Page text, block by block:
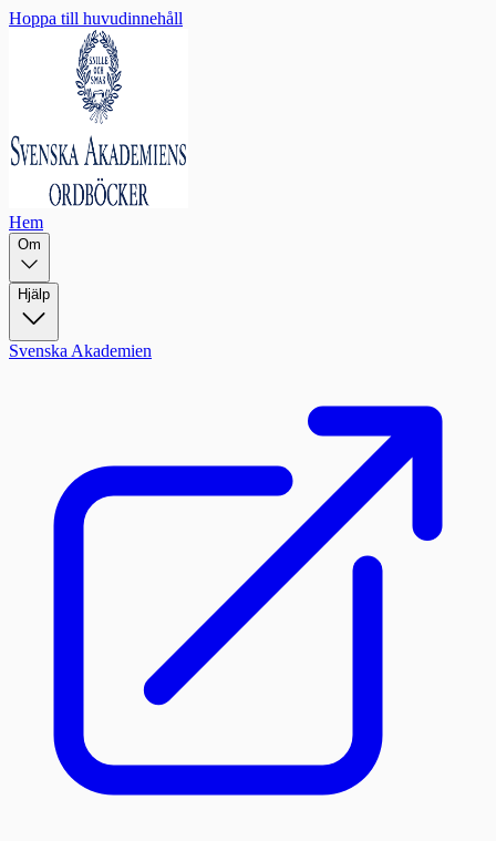
Hoppa till huvudinnehåll
Hem
Om
Hjälp
Svenska Akademien